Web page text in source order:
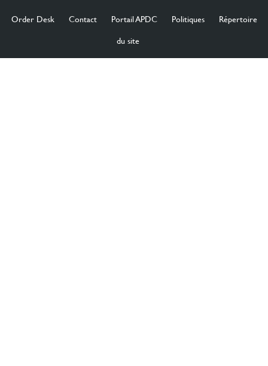
Order Desk Contact Portail APDC Politiques
Répertoire
du site